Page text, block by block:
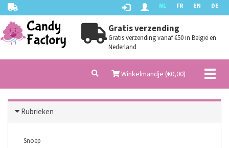
NL FR EN DE
Gratis verzending
Gratis verzending vanaf €50 in België en
Nederland
Winkelmandje (€0,00)
Rubrieken
Snoep